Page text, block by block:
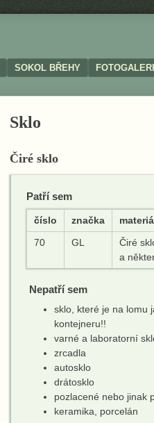
SOKOL BŘEHY
Sklo
Čiré sklo
Patří sem
číslo značka
70
GL
Čiré
a
Nepatří sem
sklo, které je na lomu
kontejneru!!
varné a laboratorní
zrcadla
autosklo
drátosklo
pozlacené nebo jinak
keramika, porcelán